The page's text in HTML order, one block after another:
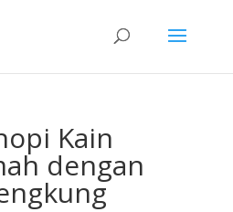
Kain
dengan